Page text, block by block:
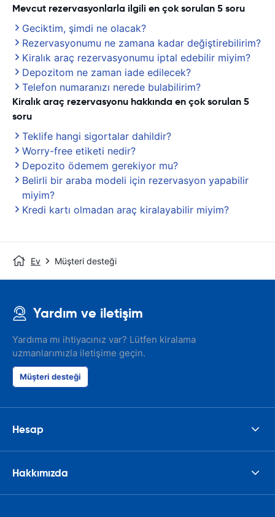
Mevcut rezervasyonlarla ilgili en çok sorulan 5 soru
Geciktim, şimdi ne olacak?
Rezervasyonumu ne zamana kadar değiştirebilirim?
Kiralık araç rezervasyonumu iptal edebilir miyim?
Depozitom ne zaman iade edilecek?
Telefon numaranızı nerede bulabilirim?
Kiralık araç rezervasyonu hakkında en çok sorulan 5
soru
Teklife hangi sigortalar dahildir?
Worry-free etiketi nedir?
Depozito ödemem gerekiyor mu?
Belirli bir araba modeli için rezervasyon yapabilir
miyim?
Kredi kartı olmadan araç kiralayabilir miyim?
Ev Müşteri desteği
Yardım ve iletişim
Yardıma mı ihtiyacınız var? Lütfen kiralama
uzmanlarımızla iletişime geçin.
Müşteri desteği
Hesap
Hakkımızda